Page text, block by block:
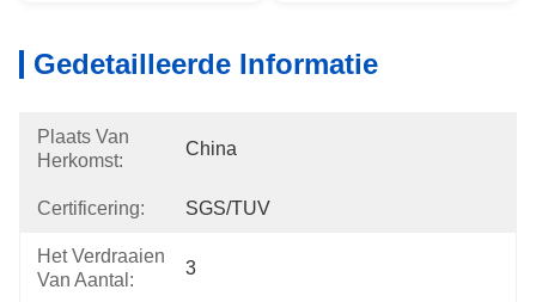
Gedetailleerde Informatie
Plaats Van
Herkomst:
China
Certificering: SGS/TUV
Het Verdraaien
Van Aantal:
3